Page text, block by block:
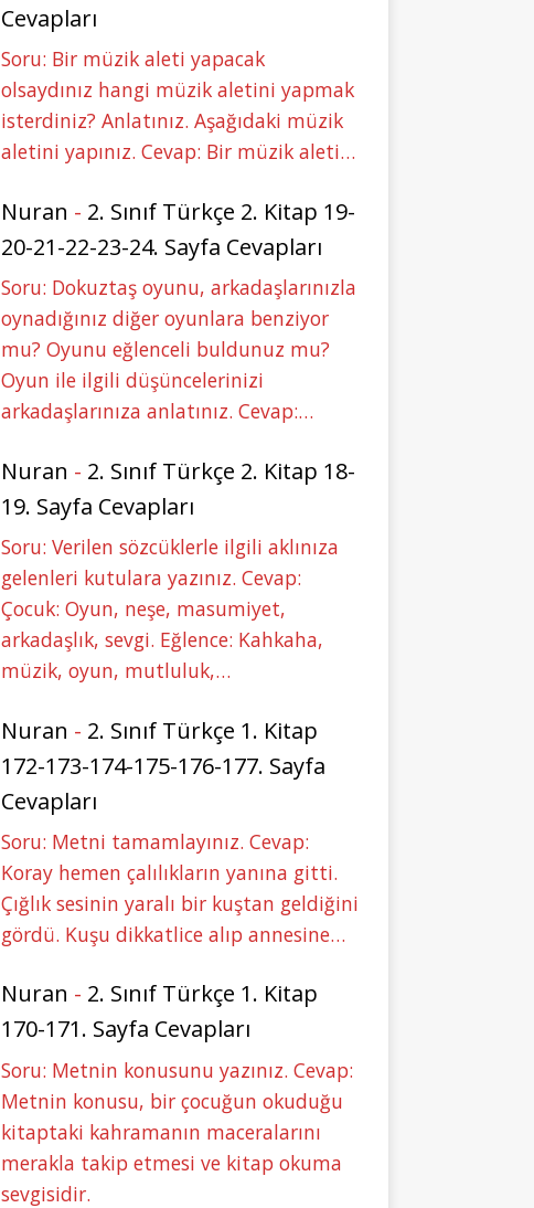
Cevapları
Soru: Bir müzik aleti yapacak
olsaydınız hangi müzik aletini yapmak
isterdiniz? Anlatınız. Aşağıdaki müzik
aletini yapınız. Cevap: Bir müzik aleti…
Nuran - 2. Sınıf Türkçe 2. Kitap 19-
20-21-22-23-24. Sayfa Cevapları
Soru: Dokuztaş oyunu, arkadaşlarınızla
oynadığınız diğer oyunlara benziyor
mu? Oyunu eğlenceli buldunuz mu?
Oyun ile ilgili düşüncelerinizi
arkadaşlarınıza anlatınız. Cevap:…
Nuran - 2. Sınıf Türkçe 2. Kitap 18-
19. Sayfa Cevapları
Soru: Verilen sözcüklerle ilgili aklınıza
gelenleri kutulara yazınız. Cevap:
Çocuk: Oyun, neşe, masumiyet,
arkadaşlık, sevgi. Eğlence: Kahkaha,
müzik, oyun, mutluluk,…
Nuran - 2. Sınıf Türkçe 1. Kitap
172-173-174-175-176-177. Sayfa
Cevapları
Soru: Metni tamamlayınız. Cevap:
Koray hemen çalılıkların yanına gitti.
Çığlık sesinin yaralı bir kuştan geldiğini
gördü. Kuşu dikkatlice alıp annesine…
Nuran - 2. Sınıf Türkçe 1. Kitap
170-171. Sayfa Cevapları
Soru: Metnin konusunu yazınız. Cevap:
Metnin konusu, bir çocuğun okuduğu
kitaptaki kahramanın maceralarını
merakla takip etmesi ve kitap okuma
sevgisidir.